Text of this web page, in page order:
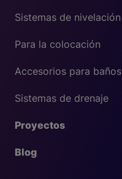
Sistemas de nivelación
Para la colocación
Accesorios para baños
Sistemas de drenaje
Proyectos
Blog